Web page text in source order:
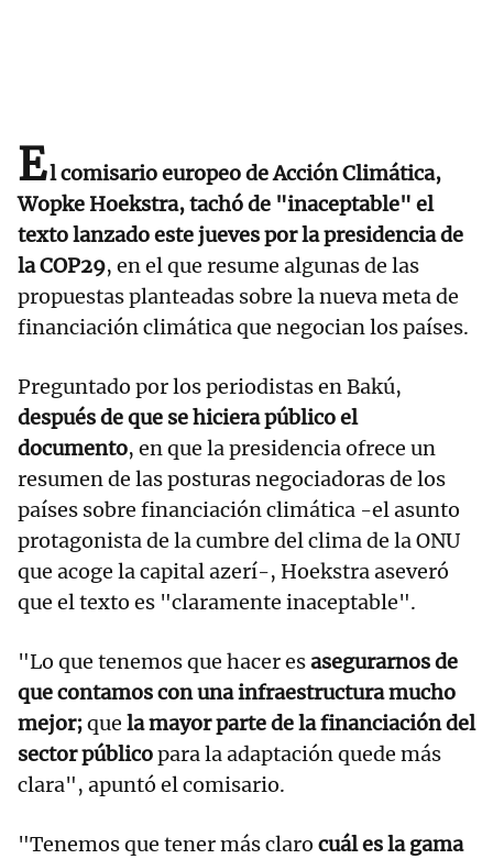
El comisario europeo de Acción Climática,
Wopke Hoekstra, tachó de "inaceptable" el
texto lanzado este jueves por la presidencia de
la COP29, en el que resume algunas de las
propuestas planteadas sobre la nueva meta de
financiación climática que negocian los países.
Preguntado por los periodistas en Bakú,
después de que se hiciera público el
documento, en que la presidencia ofrece un
resumen de las posturas negociadoras de los
países sobre financiación climática -el asunto
protagonista de la cumbre del clima de la ONU
que acoge la capital azerí-, Hoekstra aseveró
que el texto es "claramente inaceptable".
"Lo que tenemos que hacer esasegurarnos de
que contamos con una infraestructura mucho
mejor;que la mayor parte de la financiación del
sector públicopara la adaptación quede más
clara", apuntó el comisario.
"Tenemos que tener más claro cuál es la gama